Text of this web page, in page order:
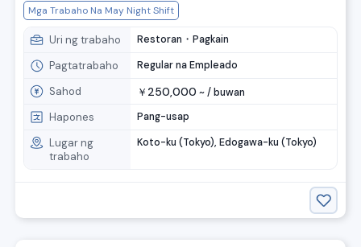
sa izakaya
Mga Trabaho Na May Night Shift
Uri ng trabaho Restoran・Pagkain
Pagtatrabaho Regular na Empleado
Sahod ￥ 250,000 ~ /buwan
Hapones Pang-usap
Lugar ng
trabaho
Koto-ku (Tokyo), Edogawa-ku (Tokyo)